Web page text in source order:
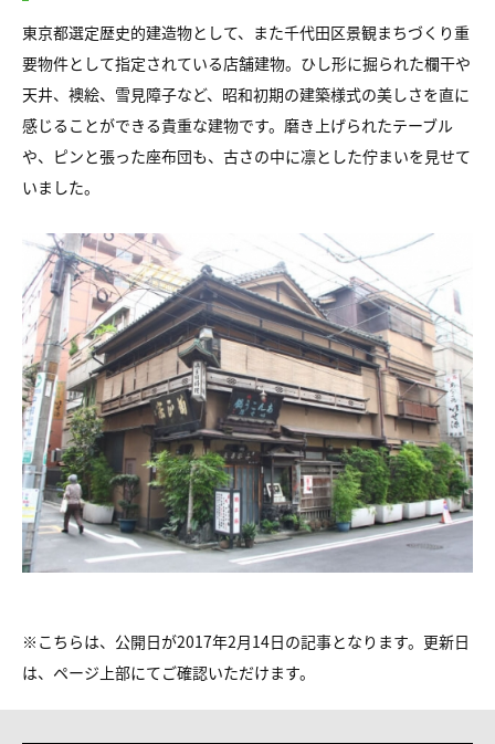
東京都選定歴史的建造物として、また千代田区景観まちづくり重
要物件として指定されている店舗建物。ひし形に掘られた欄干や
天井、襖絵、雪見障子など、昭和初期の建築様式の美しさを直に
感じることができる貴重な建物です。磨き上げられたテーブル
や、ピンと張った座布団も、古さの中に凛とした佇まいを見せて
いました。
※こちらは、公開日が2017年2月14日の記事となります。更新日
は、ページ上部にてご確認いただけます。